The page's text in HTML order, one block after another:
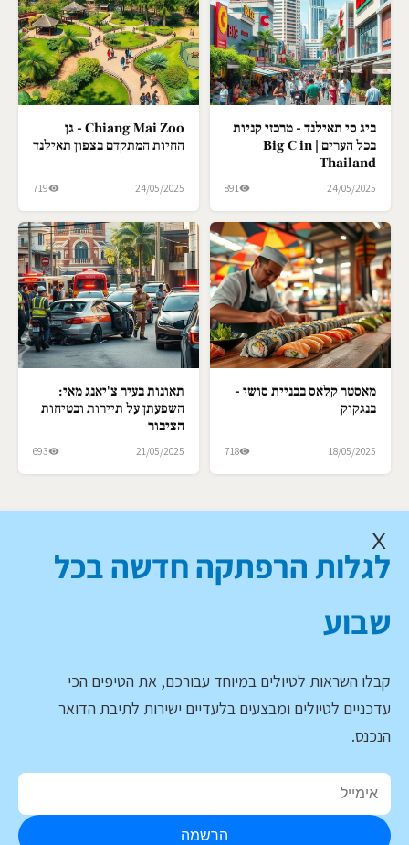
ביג סי תאילנד - מרכזי קניות
בכל הערים | Big C in
Thailand
24/05/2025
891
Chiang Mai Zoo - גן
החיות המתקדם בצפון תאילנד
24/05/2025
719
מאסטר קלאס בבניית סושי -
בנגקוק
18/05/2025
718
תאונות בעיר צ'יאנג מאי:
השפעתן על תיירות ובטיחות
הציבור
21/05/2025
693
X
לגלות הרפתקה חדשה בכל
שבוע
קבלו השראות לטיולים במיוחד עבורכם, את הטיפים הכי
עדכניים לטיולים ומבצעים בלעדיים ישירות לתיבת הדואר
הנכנס.
הרשמה